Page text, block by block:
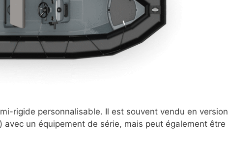
rigide personnalisable. Il est souvent vendu en version
avec un équipement de série, mais peut également être